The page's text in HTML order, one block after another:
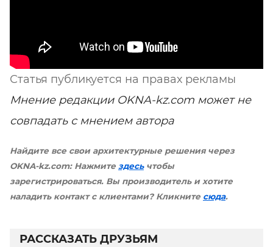
Статья публикуется на правах рекламы
Мнение редакции OKNA-kz.com может не
совпадать с мнением автора
Найдите все свои архитектурные решения через
OKNA-kz.com: Нажмите здесьчтобы
зарегистрироваться. Вы производитель и хотите
наладить контакт с клиентами? Кликните сюда.
РАССКАЗАТЬ ДРУЗЬЯМ